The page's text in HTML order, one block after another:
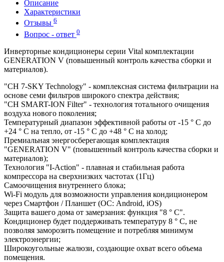
Описание
Характеристики
Отзывы 6
Вопрос - ответ 0
Инверторные кондиционеры серии Vital комплектации
GENERATION V (повышенный контроль качества сборки и
материалов).
"CH 7-SKY Technology" - комплексная система фильтрации на
основе семи фильтров широкого спектра действия;
"CH SMART-ION Filter" - технология тотального очищения
воздуха нового поколения;
Температурный диапазон эффективной работы от -15 ° C до
+24 ° C на тепло, от -15 ° C до +48 ° C на холод;
Премиальная энергосберегающая комплектация
"GENERATION V" (повышенный контроль качества сборки и
материалов);
Технология "I-Action" - плавная и стабильная работа
компрессора на сверхнизких частотах (1Гц)
Самоочищения внутреннего блока;
Wi-Fi модуль для возможности управления кондиционером
через Смартфон / Планшет (ОС: Android, iOS)
Защита вашего дома от замерзания: функция "8 ° C".
Кондиционер будет поддерживать температуру 8 ° C, не
позволяя заморозить помещение и потребляя минимум
электроэнергии;
Широкоугольные жалюзи, создающие охват всего объема
помещения.